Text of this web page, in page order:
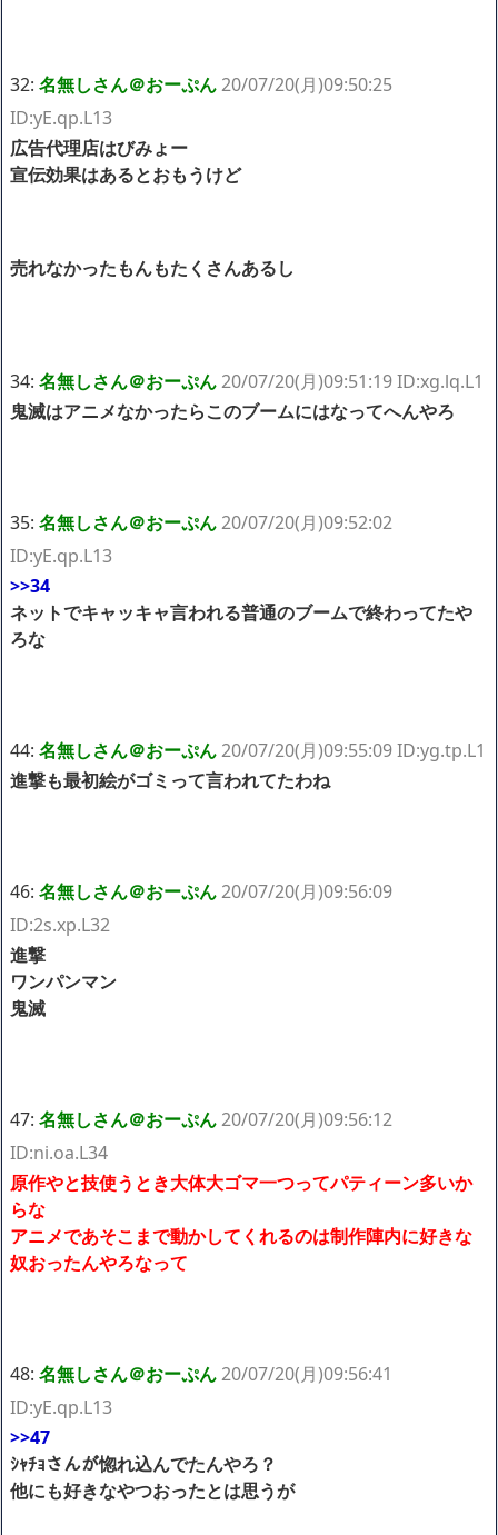
32: 名無しさん＠おーぷん20/07/20(月)09:50:25
ID:yE.qp.L13
広告代理店はびみょー
宣伝効果はあるとおもうけど
売れなかったもんもたくさんあるし
34: 名無しさん＠おーぷん20/07/20(月)09:51:19 ID:xg.lq.L1
鬼滅はアニメなかったらこのブームにはなってへんやろ
35: 名無しさん＠おーぷん20/07/20(月)09:52:02
ID:yE.qp.L13
>>34
ネットでキャッキャ言われる普通のブームで終わってたや
ろな
44: 名無しさん＠おーぷん20/07/20(月)09:55:09 ID:yg.tp.L1
進撃も最初絵がゴミって言われてたわね
46: 名無しさん＠おーぷん20/07/20(月)09:56:09
ID:2s.xp.L32
進撃
ワンパンマン
鬼滅
47: 名無しさん＠おーぷん20/07/20(月)09:56:12
ID:ni.oa.L34
原作やと技使うとき大体大ゴマ一つってパティーン多いか
らな
アニメであそこまで動かしてくれるのは制作陣内に好きな
奴おったんやろなって
48: 名無しさん＠おーぷん20/07/20(月)09:56:41
ID:yE.qp.L13
>>47
ｼｬﾁｮさんが惚れ込んでたんやろ？
他にも好きなやつおったとは思うが